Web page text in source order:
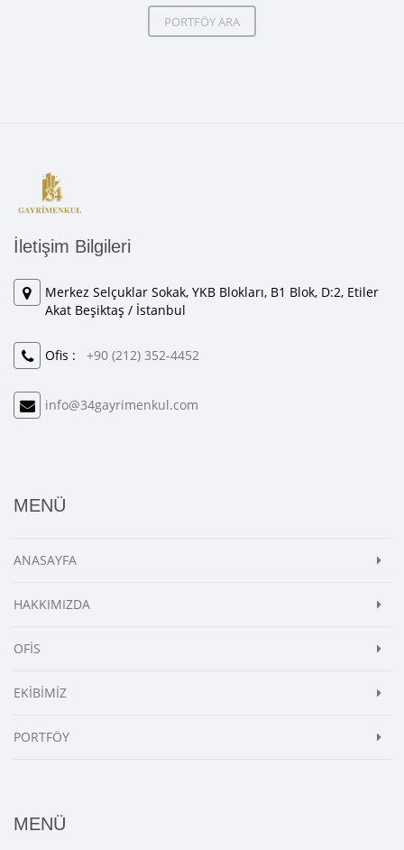
PORTFÖY ARA
İletişim Bilgileri
Merkez Selçuklar Sokak, YKB Blokları, B1 Blok, D:2, Etiler
Akat Beşiktaş / İstanbul
Ofis : +90 (212) 352-4452
info@34gayrimenkul.com
MENÜ
ANASAYFA
HAKKIMIZDA
OFİS
EKİBİMİZ
PORTFÖY
MENÜ